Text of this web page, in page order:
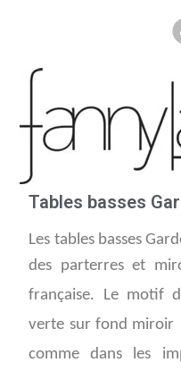
Tables basses
Les tables basses
des parterres et
française. Le motif
verte sur fond miroir
comme dans les